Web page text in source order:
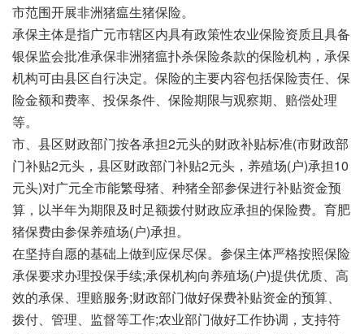
市范围开展非洲猪瘟生猪保险。
承保主体是指广元市辖区内具有政策性农业保险资质且具备
银保监会批准承保非洲猪瘟扑杀保险条款的保险机构，承保
机构可由县区自行决定。保险的主要内容包括保险责任、保
险金额和费率、投保条件、保险期限与观察期、赔偿处理
等。
市、县区财政部门按各承担2元头的财政补贴标准(市财政部
门补贴2元头，县区财政部门补贴2元头，养殖场(户)承担10
元头)对广元全市能繁母猪、种猪全部参保进行补贴资金预
算，以半年为期限及时足额拨付财政应承担的保险费。育肥
猪保费由参保养殖场(户)承担。
在坚持自愿的基础上做到应保尽保。参保主体严格按照保险
承保要求办理投保手续;承保机构向养殖场(户)提供优质、高
效的承保、理赔服务;财政部门做好保费补贴资金的预算、
拨付、管理、监督等工作;农业部门做好工作协调，支持符